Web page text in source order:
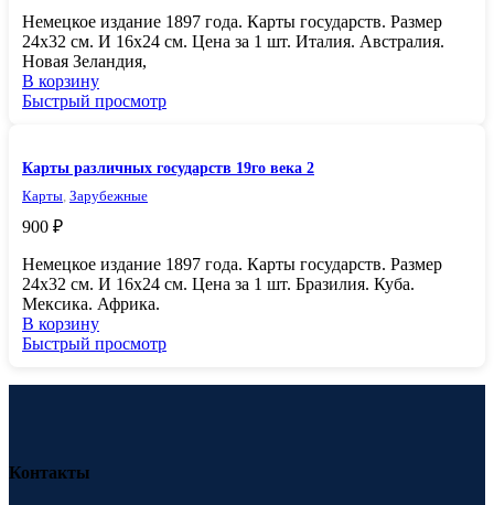
Немецкое издание 1897 года. Карты государств. Размер
24х32 см. И 16х24 см. Цена за 1 шт. Италия. Австралия.
Новая Зеландия,
В корзину
Быстрый просмотр
Карты различных государств 19го века 2
Карты Зарубежные
900 ₽
Немецкое издание 1897 года. Карты государств. Размер
24х32 см. И 16х24 см. Цена за 1 шт. Бразилия. Куба.
Мексика. Африка.
В корзину
Быстрый просмотр
Контакты